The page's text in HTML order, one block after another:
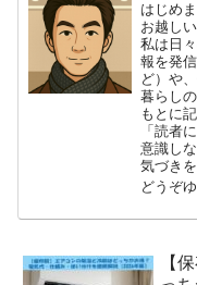
はじめ
お越し
私は日
報を発
ど）や
暮らし
もとに
「読者
意識し
気づき
どうぞ
【